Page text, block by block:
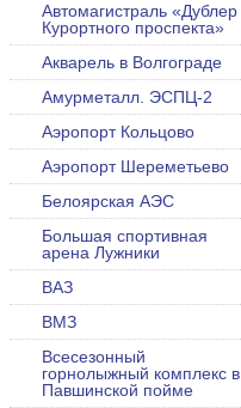
Автомагистраль «Дублер
Курортного проспекта»
Акварель в Волгограде
Амурметалл. ЭСПЦ-2
Аэропорт Кольцово
Аэропорт Шереметьево
Белоярская АЭС
Большая спортивная
арена Лужники
ВАЗ
ВМЗ
Всесезонный
горнолыжный комплекс в
Павшинской пойме